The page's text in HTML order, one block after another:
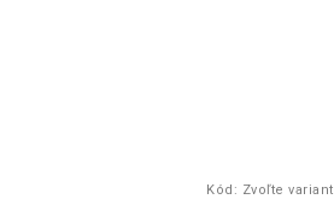
Kód: Zvoľte variant